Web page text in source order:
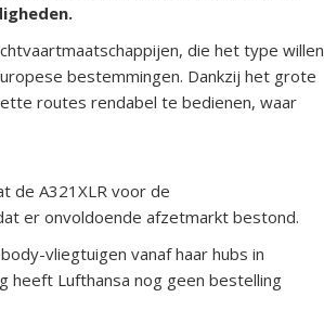
die het type willen
bestemmingen. Dankzij het grote
routes rendabel te bedienen, waar
de A321XLR voor de
er onvoldoende afzetmarkt bestond.
vliegtuigen vanaf haar hubs in
heeft Lufthansa nog geen bestelling